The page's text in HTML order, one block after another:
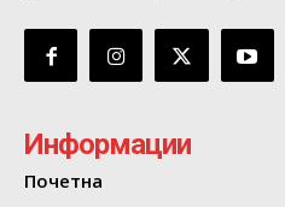
Информации
Почетна